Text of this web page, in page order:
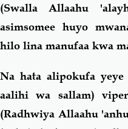
(Swalla Allaahu
asimsomee huyo
hilo lina manufaa kwa
Na hata alipokufa
aalihi wa sallam)
(Radhwiya Allaahu